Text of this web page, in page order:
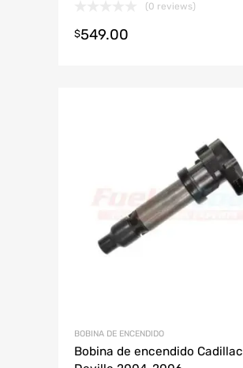
(0 reviews)
$549.00
BOBINA DE ENCENDIDO
Bobina de encendido Cadillac